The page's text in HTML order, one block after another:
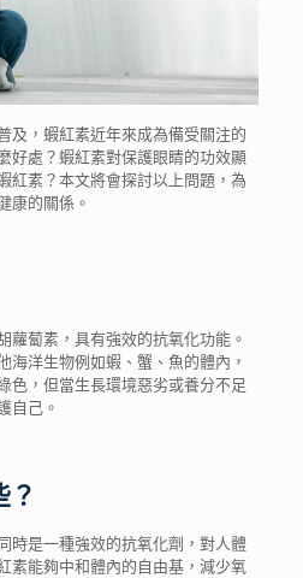
及，蝦紅素近年來成為備受關注的
好處 ？ 蝦紅素對保護眼睛的功效顯
紅素？本文將會探討以上問題，為
康的關係。
蘿蔔素，具有強效的抗氧化功能。
海洋生物例如蝦、蟹、魚的體內，
色，但當生長環境惡劣或養分不足
自己。
？
時是一種強效的抗氧化劑，對人體
素能夠中和體內的自由基，減少氧